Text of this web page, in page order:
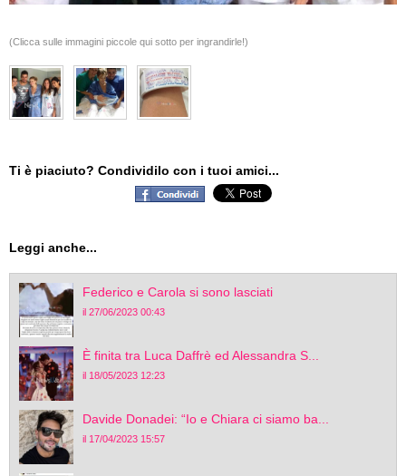
(Clicca sulle immagini piccole qui sotto per ingrandirle!)
Ti è piaciuto? Condividilo con i tuoi amici...
Leggi anche...
Federico e Carola si sono lasciati
il 27/06/2023 00:43
È finita tra Luca Daffrè ed Alessandra S...
il 18/05/2023 12:23
Davide Donadei: “Io e Chiara ci siamo ba...
il 17/04/2023 15:57